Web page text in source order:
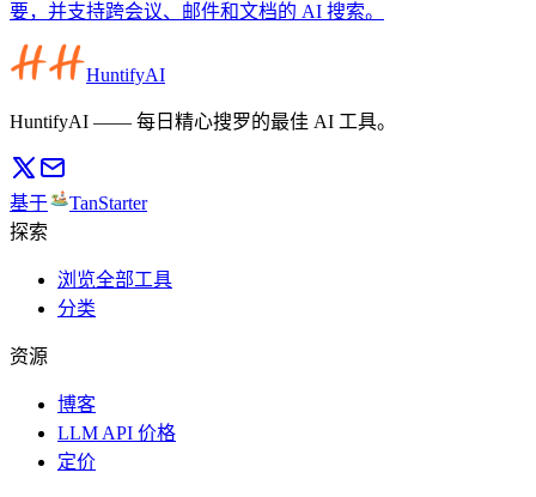
要，并支持跨会议、邮件和文档的 AI 搜索。
HuntifyAI
HuntifyAI —— 每日精心搜罗的最佳 AI 工具。
基于
TanStarter
探索
浏览全部工具
分类
资源
博客
LLM API 价格
定价